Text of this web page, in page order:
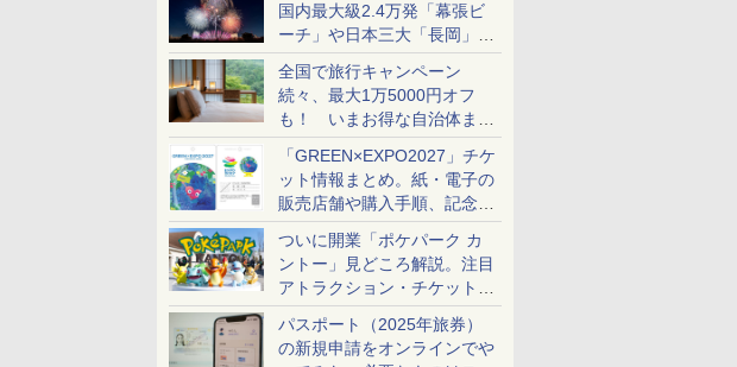
国内最大級2.4万発「幕張ビ
ーチ」や日本三大「長岡」な
ど大型イベント目白押し！
全国で旅行キャンペーン
続々、最大1万5000円オフ
も！ いまお得な自治体まと
め
「GREEN×EXPO2027」チケ
ット情報まとめ。紙・電子の
販売店舗や購入手順、記念チ
ケットも解説
ついに開業「ポケパーク カ
ントー」見どころ解説。注目
アトラクション・チケット手
配・来場前に必要な準備は？
パスポート（2025年旅券）
の新規申請をオンラインでや